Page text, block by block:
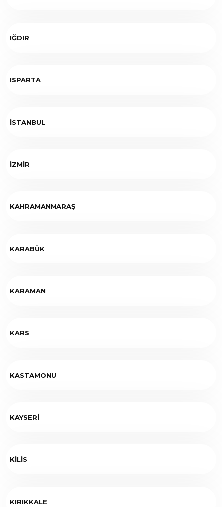
IĞDIR
ISPARTA
İSTANBUL
İZMİR
KAHRAMANMARAŞ
KARABÜK
KARAMAN
KARS
KASTAMONU
KAYSERİ
KİLİS
KIRIKKALE